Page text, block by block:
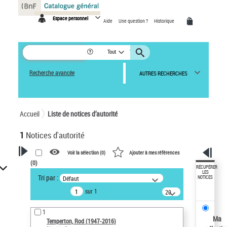
Espace personnel Aide Une question ? Historique
Tout
Recherche avancée AUTRES RECHERCHES
Accueil Liste de notices d’autorité
1 Notices d'autorité
VOTRE RECHERCHE
Recherche avancée dans les
notices d’autorité
Œuvres liées à l'auteur :
Temperton, Rod (1947-2016)
Voir la sélection (0) Ajouter à mes références
(0)
Tri par : Défaut
sur 1
20
résultats/page
1
Temperton, Rod (1947-2016)
RÉCUPÉRER
LES
NOTICES
Ma
Panneau de gestion des cookies